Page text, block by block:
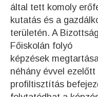
által tett komoly
kutatás és a
területén. A
Főiskolán folyó
képzések
néhány évvel
profiltisztítás